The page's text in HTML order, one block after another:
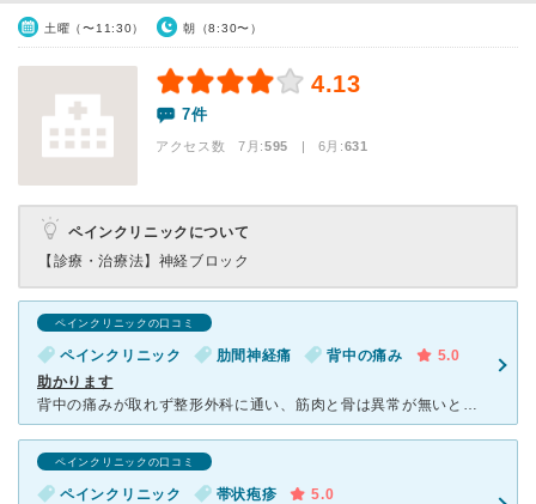
土曜（〜11:30） 朝（8:30〜）
4.13
7件
アクセス数 7月:595 | 6月:631
ペインクリニックについて
【診療・治療法】 神経ブロック
ペインクリニックの口コミ
ペインクリニック 肋間神経痛 背中の痛み
5.0
助かります
背中の痛みが取れず整形外科に通い、筋肉と骨は異常が無いと診断されてとりあえず投薬で様子を見てと言われ途方に暮れていました。 年末近かったのでせめて年内に治療の方向性だけでもはっきりさせたく、こちらの
ペインクリニックの口コミ
ペインクリニック 帯状疱疹
5.0